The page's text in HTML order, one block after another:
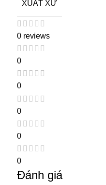
XUẤT XỨ
0 reviews
0
0
0
0
0
Đánh giá